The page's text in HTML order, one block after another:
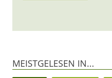
MEISTGELESEN IN...